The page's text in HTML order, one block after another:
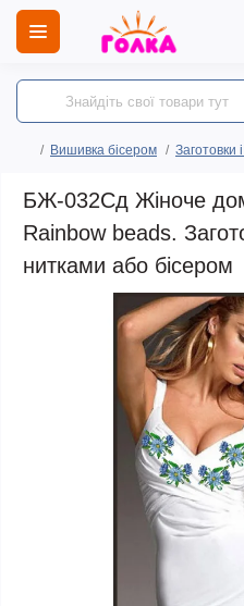
Вишивка бісером Заготовки
БЖ-032Сд Жіноче
Rainbow beads.
нитками або бісером